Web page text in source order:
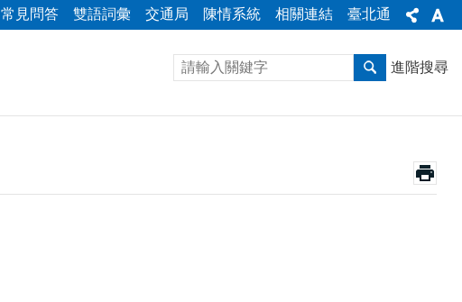
常見問答 雙語詞彙 交通局 陳情系統 相關連結 臺北通
進階搜尋